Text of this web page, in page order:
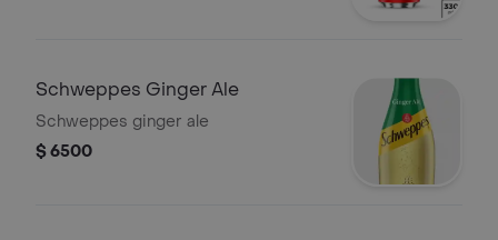
Schweppes Ginger Ale
Schweppes ginger ale
$ 6500